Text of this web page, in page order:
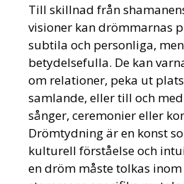
Till skillnad från
visioner kan drömmarnas
subtila och personliga,
betydelsefulla. De kan
om relationer, peka ut
samlande, eller till och
sånger, ceremonier eller
Drömtydning är en konst
kulturell förståelse och
en dröm måste tolkas